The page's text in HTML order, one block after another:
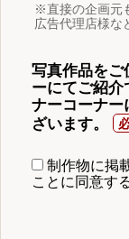
※直接の企画元
広告代理店様な
写真作品をご
ーにてご紹
ナーコーナー
ざいます。
制作物に掲
ことに同意す